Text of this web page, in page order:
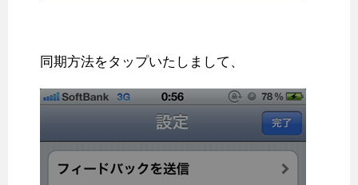
同期方法をタップいたしまして、